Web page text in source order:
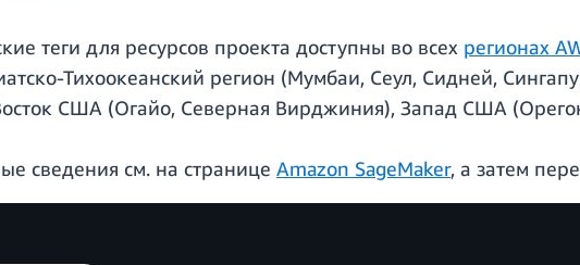
теги для ресурсов проекта доступны во всех регионах
Тихоокеанский регион (Мумбаи, Сеул, Сидней,
США (Огайо, Северная Вирджиния), Запад США
сведения см. на странице Amazon SageMaker, а затем